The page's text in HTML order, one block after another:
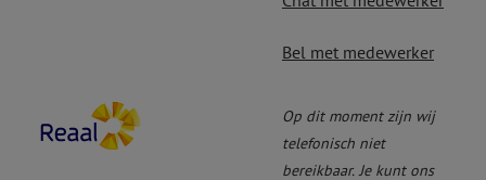
Bel met medewerker
Op dit moment zijn wij
telefonisch niet
bereikbaar. Je kunt ons